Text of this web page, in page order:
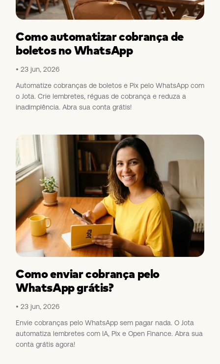
Como automatizar cobrança de
boletos no WhatsApp
23 jun, 2026
Automatize cobranças de boletos e Pix pelo WhatsApp com
o Jota. Crie lembretes, réguas de cobrança e reduza a
inadimplência. Abra sua conta grátis!
Como enviar cobrança pelo
WhatsApp grátis?
23 jun, 2026
Envie cobranças pelo WhatsApp sem pagar nada. O Jota
automatiza lembretes com IA, Pix e Open Finance. Abra sua
conta grátis agora!